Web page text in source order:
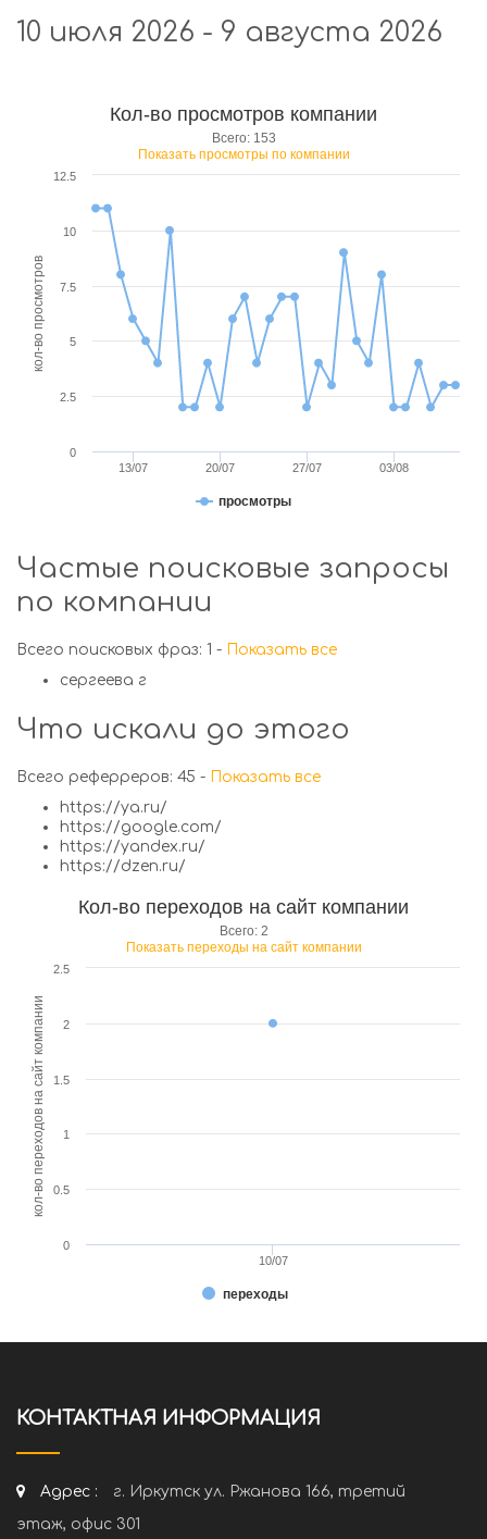
10 июля 2026 - 9 августа 2026
кол-во просмотров
Кол-во просмотров компании
Всего: 153
Показать просмотры по компании
просмотры
13/07 20/07 27/07 03/08
0
2.5
5
7.5
10
12.5
Частые поисковые запросы
по компании
Всего поисковых фраз: 1 - Показать все
сергеева г
Что искали до этого
Всего реферреров: 45 - Показать все
https://ya.ru/
https://google.com/
https://yandex.ru/
https://dzen.ru/
кол-во переходов на сайт компании
Кол-во переходов на сайт компании
Всего: 2
Показать переходы на сайт компании
переходы
10/07
0
0.5
1
1.5
2
2.5
КОНТАКТНАЯ ИНФОРМАЦИЯ
Адрес :
г. Иркутск ул. Ржанова 166, третий
этаж, офис 301